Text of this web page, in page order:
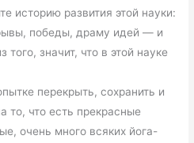
историю развития этой науки:
победы, драму идей — и
значит, что в этой науке
перекрыть, сохранить и
то, что есть прекрасные
очень много всяких йога-